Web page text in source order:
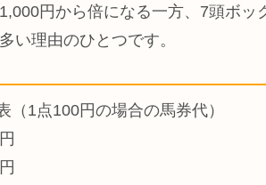
円から倍になる一方、7頭ボッ
い理由のひとつです。
（1点100円の場合の馬券代）